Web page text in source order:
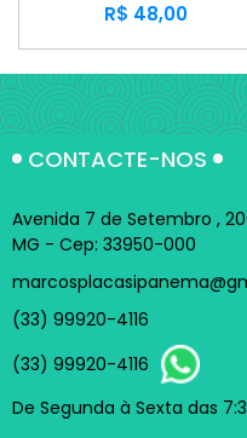
R$ 48,00
CONTACTE-NOS
Avenida 7 de Setembro ,
MG - Cep: 33950-000
(33) 99920-4116
(33) 99920-4116
De Segunda à Sexta das